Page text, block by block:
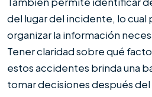
del lugar del incidente, lo cual
organizar la información
Tener claridad sobre qué
estos accidentes brinda una
tomar decisiones después